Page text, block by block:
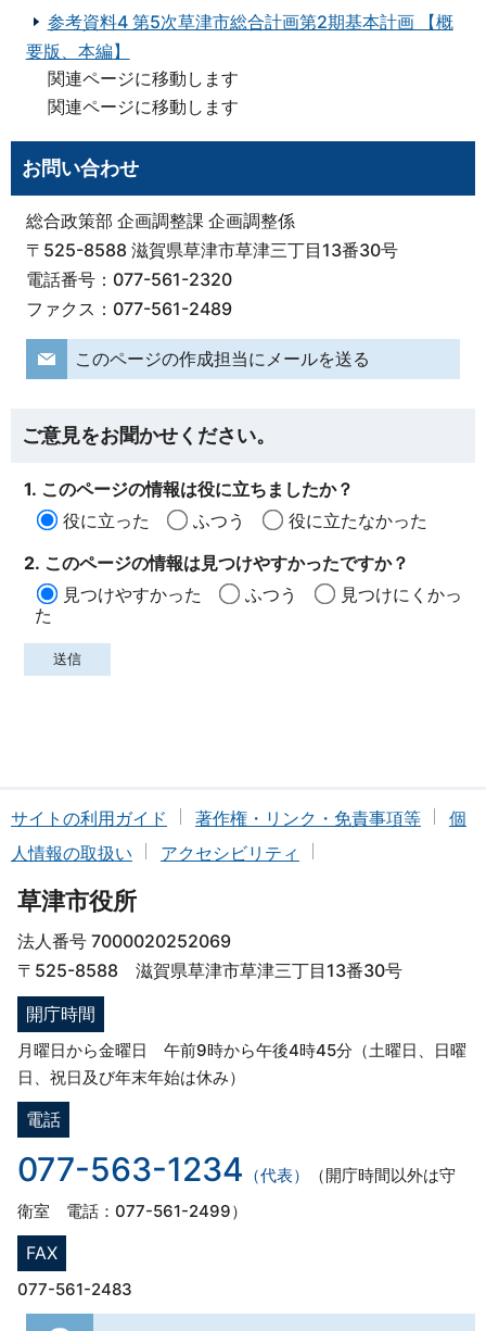
参考資料4 第5次草津市総合計画第2期基本計画 【概
要版、本編】
関連ページに移動します
関連ページに移動します
お問い合わせ
総合政策部 企画調整課 企画調整係
〒525-8588 滋賀県草津市草津三丁目13番30号
電話番号：077-561-2320
ファクス：077-561-2489
このページの作成担当にメールを送る
ご意見をお聞かせください。
1. このページの情報は役に立ちましたか？
役に立った
ふつう
役に立たなかった
2. このページの情報は見つけやすかったですか？
見つけやすかった
ふつう
見つけにくかっ
た
サイトの利用ガイド 著作権・リンク・免責事項等
個
人情報の取扱い
アクセシビリティ
草津市役所
法人番号 7000020252069
〒525-8588 滋賀県草津市草津三丁目13番30号
開庁時間
月曜日から金曜日 午前9時から午後4時45分（土曜日、日曜
日、祝日及び年末年始は休み）
電話
077-563-1234 （代表）
（開庁時間以外は守
衛室 電話：077-561-2499）
FAX
077-561-2483